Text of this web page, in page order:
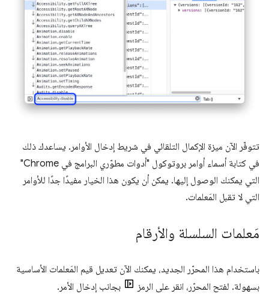
تتوفّر الآن ميزة الإكمال التلقائي في شريط إدخال الأوامر. يساعدك ذلك
في كتابة أسماء أوامر بروتوكول "أدوات مطوّري البرامج في Chrome"
التي يمكنك الوصول إليها. يمكن أن يكون هذا الخيار مفيدًا جدًا للأوامر
التي لا تقبل المَعلمات.
مَعلمات السلسلة والأرقام
باستخدام هذا المحرّر الجديد، يمكنك الآن تعديل قيم المَعلمات الأساسية
بسهولة. لفتح المحرّر، انقر على الرمز
بجانب إدخال الأمر.